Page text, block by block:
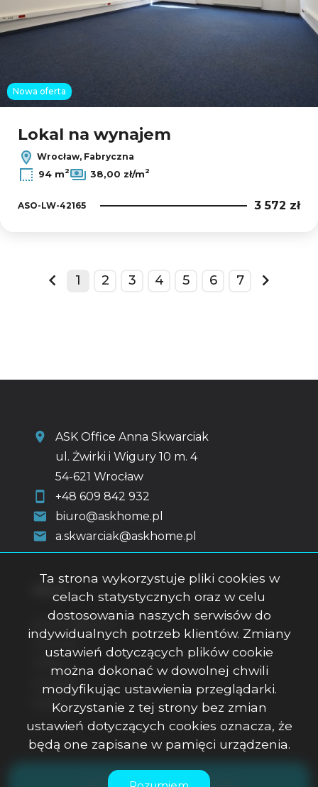
Nowa oferta
Lokal na wynajem
Wrocław, Fabryczna
94 m2 38,00 zł/m2
ASO-LW-42165 3 572 zł
prev
1 2 3 4 5 6 7
next
ASK Office Anna Skwarciak
ul. Żwirki i Wigury 10 m. 4
54-621 Wrocław
+48 609 842 932
biuro@askhome.pl
a.skwarciak@askhome.pl
O firmie
Kontakt
Rodo
ASK Office Anna Skwarciak © 2026
Ta strona wykorzystuje pliki cookies w
celach statystycznych oraz w celu
dostosowania naszych serwisów do
indywidualnych potrzeb klientów. Zmiany
ustawień dotyczących plików cookie
można dokonać w dowolnej chwili
modyfikując ustawienia przeglądarki.
Korzystanie z tej strony bez zmian
ustawień dotyczących cookies oznacza, że
będą one zapisane w pamięci urządzenia.